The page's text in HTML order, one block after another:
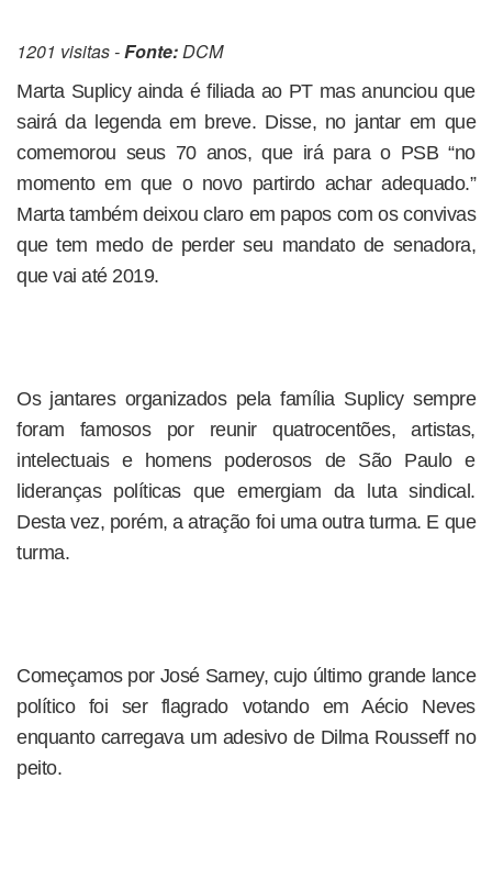
1201 visitas -Fonte:DCM
Marta Suplicy ainda é filiada ao PT mas anunciou que
sairá da legenda em breve. Disse, no jantar em que
comemorou seus 70 anos, que irá para o PSB “no
momento em que o novo partirdo achar adequado.”
Marta também deixou claro em papos com os convivas
que tem medo de perder seu mandato de senadora,
que vai até 2019.
Os jantares organizados pela família Suplicy sempre
foram famosos por reunir quatrocentões, artistas,
intelectuais e homens poderosos de São Paulo e
lideranças políticas que emergiam da luta sindical.
Desta vez, porém, a atração foi uma outra turma. E que
turma.
Começamos por José Sarney, cujo último grande lance
político foi ser flagrado votando em Aécio Neves
enquanto carregava um adesivo de Dilma Rousseff no
peito.